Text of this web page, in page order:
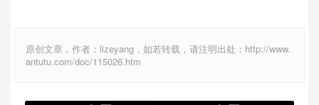
原创文章，作者：lizeyang，如若转载，请注明出处：http://www.
antutu.com/doc/115026.htm